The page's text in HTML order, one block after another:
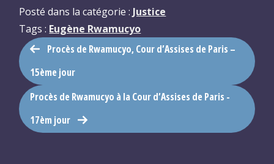
Posté dans la catégorie : Justice
Tags : Eugène Rwamucyo
Procès de Rwamucyo, Cour d’Assises de Paris –
15ème jour
Procès de Rwamucyo à la Cour d’Assises de Paris -
17èm jour